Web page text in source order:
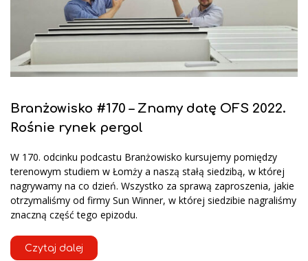
Branżowisko #170 – Znamy datę OFS 2022.
Rośnie rynek pergol
W 170. odcinku podcastu Branżowisko kursujemy pomiędzy
terenowym studiem w Łomży a naszą stałą siedzibą, w której
nagrywamy na co dzień. Wszystko za sprawą zaproszenia, jakie
otrzymaliśmy od firmy Sun Winner, w której siedzibie nagraliśmy
znaczną część tego epizodu.
Czytaj dalej